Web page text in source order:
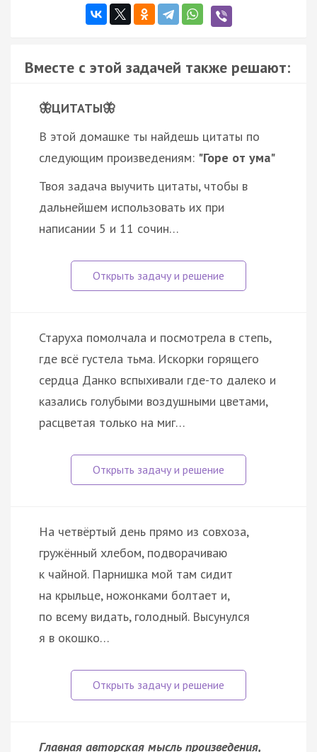
Вместе с этой задачей также решают:
🦋ЦИТАТЫ🦋
В этой домашке ты найдешь цитаты по
следующим произведениям: "Горе от ума"
Твоя задача выучить цитаты, чтобы в
дальнейшем использовать их при
написании 5 и 11 сочин…
Старуха помолчала и посмотрела в степь,
где всё густела тьма. Искорки горящего
сердца Данко вспыхивали где-то далеко и
казались голубыми воздушными цветами,
расцветая только на миг…
На четвёртый день прямо из совхоза,
гружённый хлебом, подворачиваю
к чайной. Парнишка мой там сидит
на крыльце, ножонками болтает и,
по всему видать, голодный. Высунулся
я в окошко…
Главная авторская мысль произведения,